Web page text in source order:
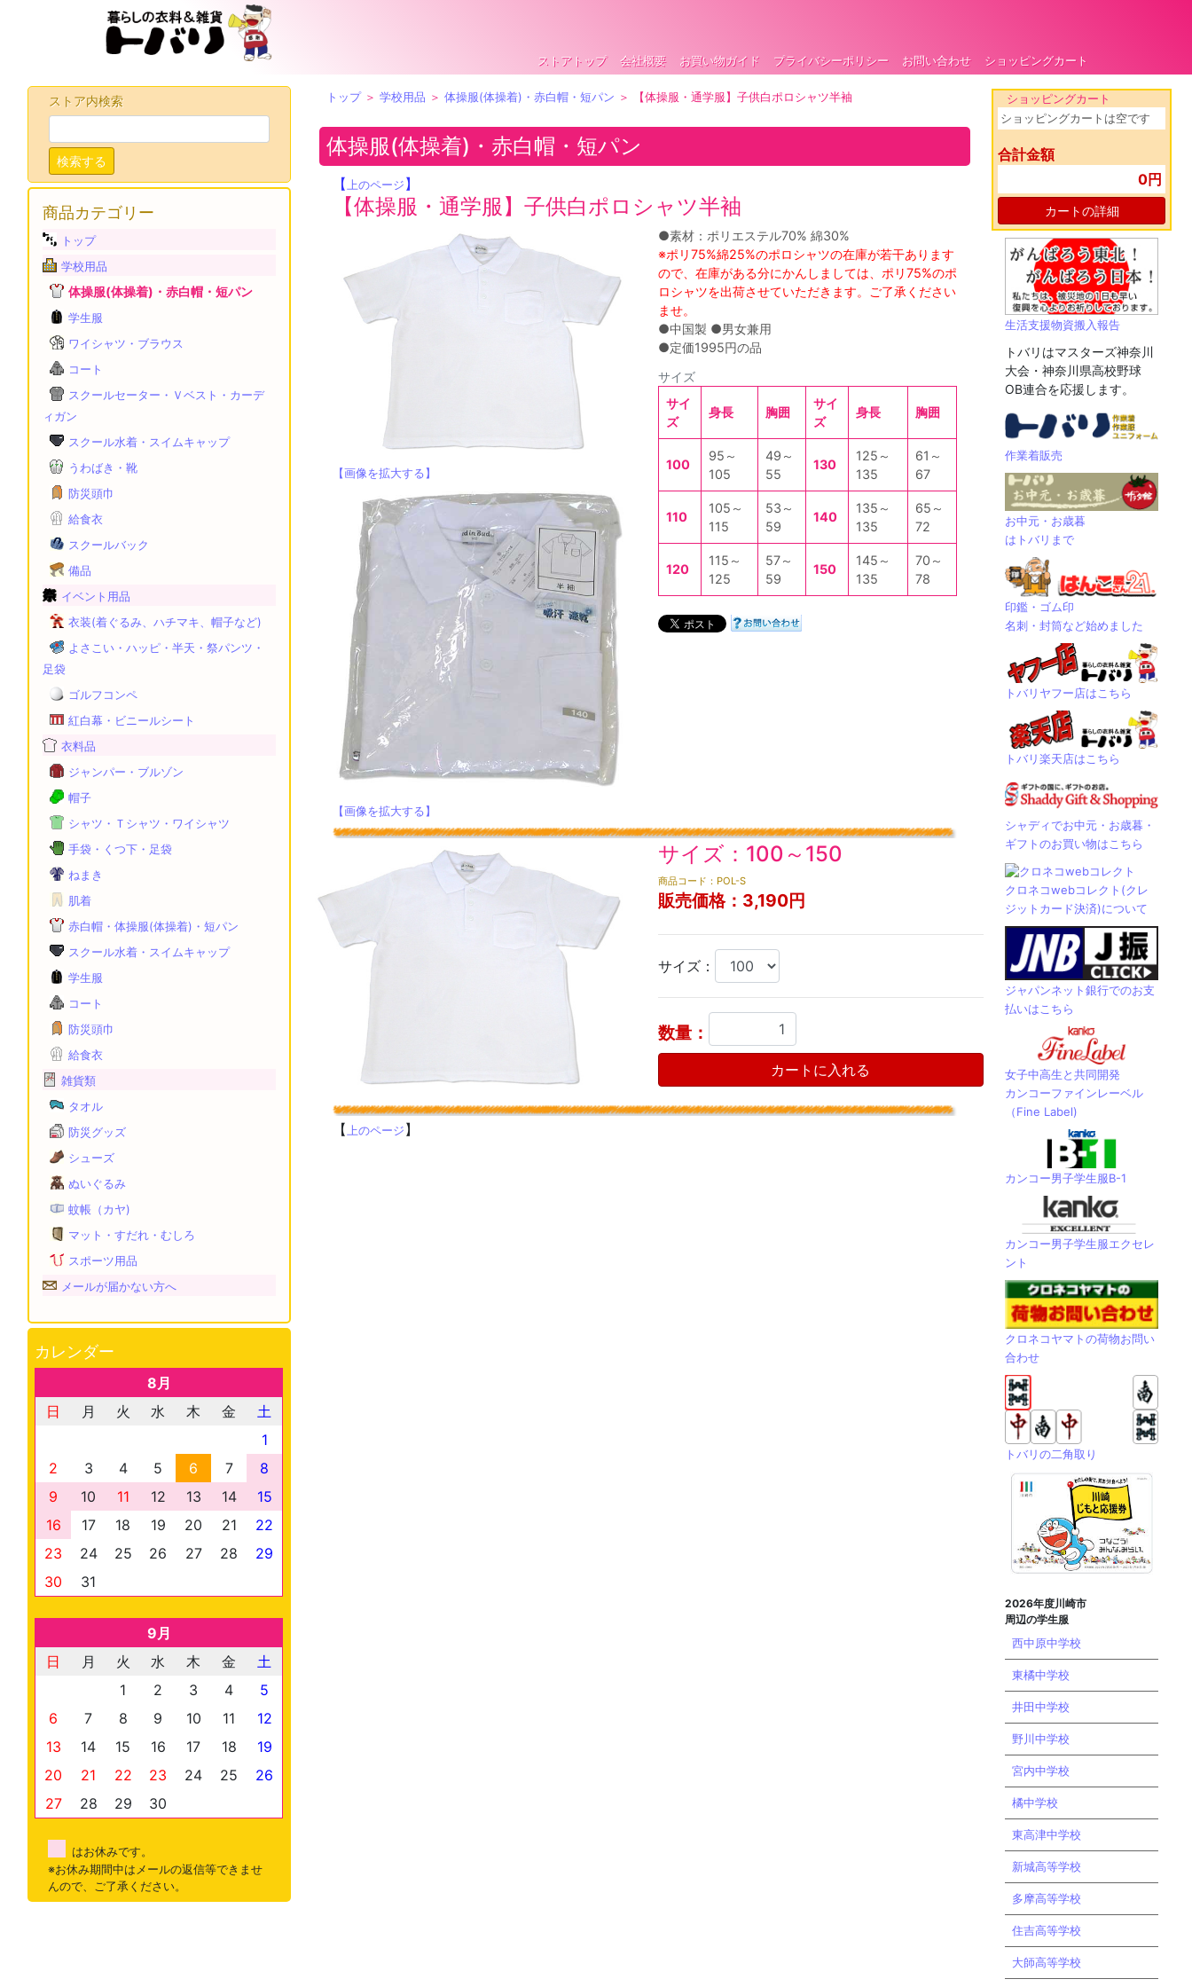
ストアトップ 会社概要 お買い物ガイド プライバシーポリシー お問い合わせ ショッピングカート
ストア内検索
検索する
商品カテゴリー
トップ
学校用品
体操服(体操着)・赤白帽・短パン
学生服
ワイシャツ・ブラウス
コート
スクールセーター・Ｖベスト・カーデ
ィガン
スクール水着・スイムキャップ
うわばき・靴
防災頭巾
給食衣
スクールバック
備品
イベント用品
衣装(着ぐるみ、ハチマキ、帽子など)
よさこい・ハッピ・半天・祭パンツ・
足袋
ゴルフコンペ
紅白幕・ビニールシート
衣料品
ジャンパー・ブルゾン
帽子
シャツ・Ｔシャツ・ワイシャツ
手袋・くつ下・足袋
ねまき
肌着
赤白帽・体操服(体操着)・短パン
スクール水着・スイムキャップ
学生服
コート
防災頭巾
給食衣
雑貨類
タオル
防災グッズ
シューズ
ぬいぐるみ
蚊帳（カヤ)
マット・すだれ・むしろ
スポーツ用品
メールが届かない方へ
カレンダー
8月
日
月 火 水 木 金
土
1
2
3 4 5 6 7
8
9
10 11 12 13 14
15
16
17 18 19 20 21
22
23
24 25 26 27 28
29
30
31
9月
日
月 火 水 木 金
土
1
2 3 4
5
6
7 8 9 10 11
12
13
14 15 16 17 18
19
20
21 22 23 24 25
26
27
28 29 30
はお休みです。
※お休み期間中はメールの返信等できませ
んので、ご了承ください。
トップ＞ 学校用品 ＞ 体操服(体操着)・赤白帽・短パン ＞ 【体操服・通学服】子供白ポロシャツ半袖
体操服(体操着)・赤白帽・短パン
【 上のページ】
【体操服・通学服】子供白ポロシャツ半袖
【画像を拡大する】
【画像を拡大する】
●素材：ポリエステル70% 綿30%
※ポリ75%綿25%のポロシャツの在庫が若干あります
ので、在庫がある分にかんしましては、ポリ75%のポ
ロシャツを出荷させていただきます。ご了承ください
ませ。
●中国製 ●男女兼用
●定価1995円の品
サイズ
サイ
ズ
身長 胸囲
サイ
ズ
身長 胸囲
100
95～
105
49～
55
130
125～
135
61～
67
110
105～
115
53～
59
140
135～
135
65～
72
120
115～
125
57～
59
150
145～
135
70～
78
サイズ：100～150
商品コード：POL-S
販売価格： 3,190円
サイズ：
数量：
カートに入れる
【上のページ】
ショッピングカート
ショッピングカートは空です
合計金額
0円
カートの詳細
生活支援物資搬入報告
トバリはマスターズ神奈川
大会・神奈川県高校野球
OB連合を応援します。
作業着販売
お中元・お歳暮
はトバリまで
印鑑・ゴム印
名刺・封筒など始めました
トバリヤフー店はこちら
トバリ楽天店はこちら
シャディでお中元・お歳暮・
ギフトのお買い物はこちら
クロネコwebコレクト(クレ
ジットカード決済)について
ジャパンネット銀行でのお支
払いはこちら
女子中高生と共同開発
カンコーファインレーベル
（Fine Label)
カンコー男子学生服B-1
カンコー男子学生服エクセレ
ント
クロネコヤマトの荷物お問い
合わせ
トバリの二角取り
2026年度川崎市
周辺の学生服
西中原中学校
東橘中学校
井田中学校
野川中学校
宮内中学校
橘中学校
東高津中学校
新城高等学校
多摩高等学校
住吉高等学校
大師高等学校